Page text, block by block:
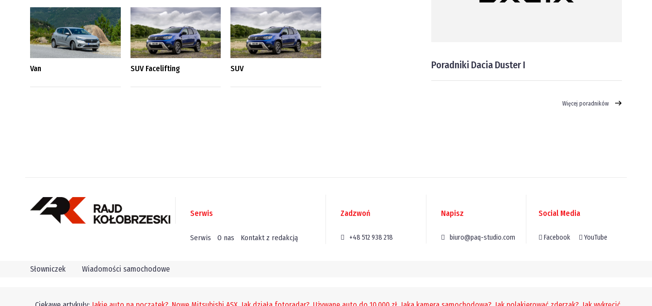
Van SUV Facelifting SUV Poradniki Dacia Duster I
Więcej poradników
Serwis
Serwis O nas Kontakt z redakcją
Zadzwoń
+48 512 938 218
Napisz
biuro@paq-studio.com
Social Media
Facebook YouTube
Słowniczek Wiadomości samochodowe